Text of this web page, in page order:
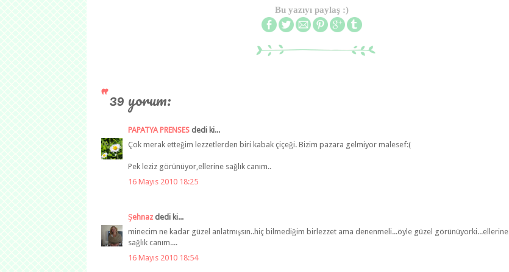
Bu yazıyı paylaş :)
39 yorum:
PAPATYA PRENSES dedi ki...
Çok merak etteğim lezzetlerden biri kabak çiçeği. Bizim pazara gelmiyor malesef:(
Pek leziz görünüyor,ellerine sağlık canım..
16 Mayıs 2010 18:25
Şehnaz dedi ki...
minecim ne kadar güzel anlatmışsın..hiç bilmediğim birlezzet ama denenmeli...öyle güzel görünüyorki...ellerine
sağlık canım....
16 Mayıs 2010 18:54